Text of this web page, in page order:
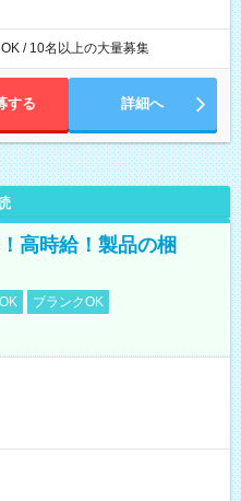
/ 10名以上の大量募集
する 詳細へ
高時給！製品の梱
ブランクOK